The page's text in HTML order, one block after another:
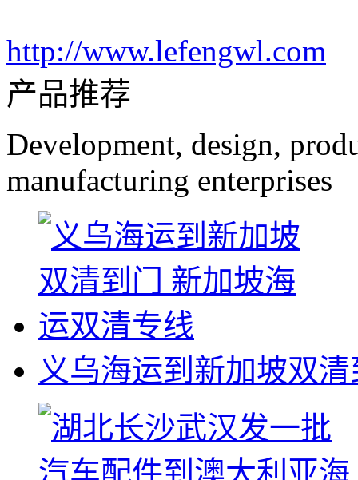
http://www.lefengwl.com
产品推荐
Development, design,
manufacturing enterprises
义乌海运到新加坡双